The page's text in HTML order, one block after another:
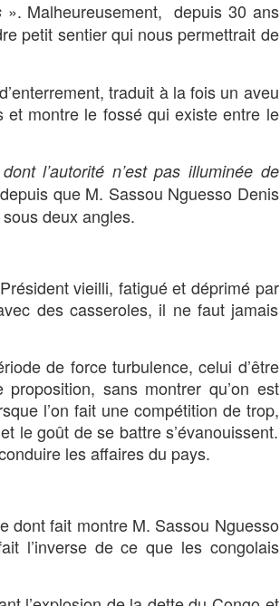
». Malheureusement, depuis 30 ans
petit sentier qui nous permettrait de
traduit à la fois un aveu
montre le fossé qui existe entre le
l’autorité n’est pas illuminée de
que M. Sassou Nguesso Denis
deux angles.
vieilli, fatigué et déprimé par
des casseroles, il ne faut jamais
de force turbulence, celui d’être
sans montrer qu’on est
l’on fait une compétition de trop,
le goût de se battre s’évanouissent.
les affaires du pays.
dont fait montre M. Sassou Nguesso
l’inverse de ce que les congolais